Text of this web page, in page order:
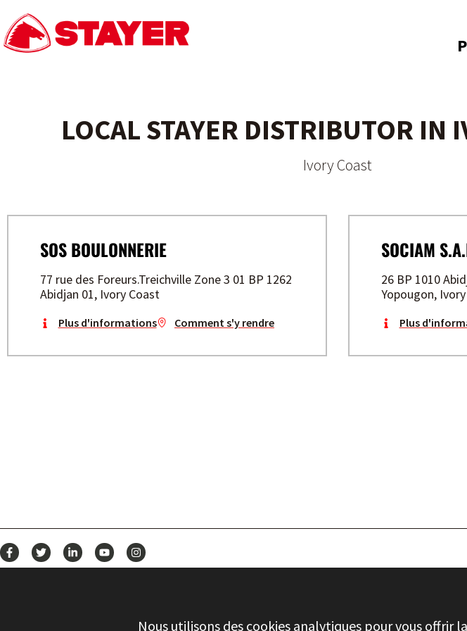
LOCAL STAYER DISTRIBUTOR IN
Ivory Coast
SOS BOULONNERIE
77 rue des Foreurs.Treichville Zone 3 01 BP 1262
Abidjan 01, Ivory Coast
Plus d'informations Comment s'y rendre
SOCIAM
26 BP 1010
Yopougon,
Plus
Nous utilisons des cookies analytiques pour vous offrir